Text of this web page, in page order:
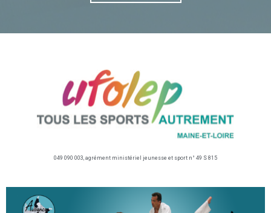
049 090 003, agrément ministériel jeunesse et sport n° 49 S 815